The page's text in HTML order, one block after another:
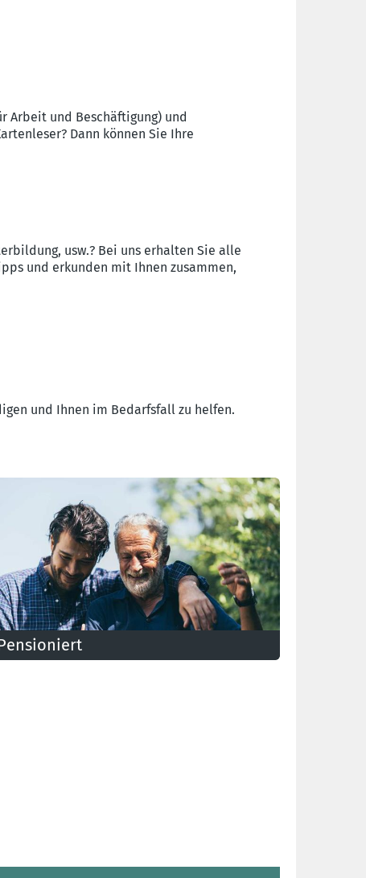
Arbeit und Beschäftigung) und
Dann können Sie Ihre
usw.? Bei uns erhalten Sie alle
und erkunden mit Ihnen zusammen,
und Ihnen im Bedarfsfall zu helfen.
wenn Sie in Rente sind, sind wir immer da, um